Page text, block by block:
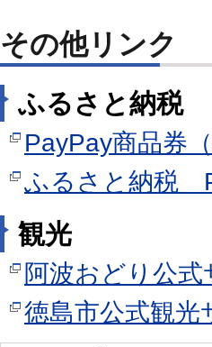
その他リンク
ふるさと納税
PayPay商品券
ふるさと納税
観光
阿波おどり公
徳島市公式観